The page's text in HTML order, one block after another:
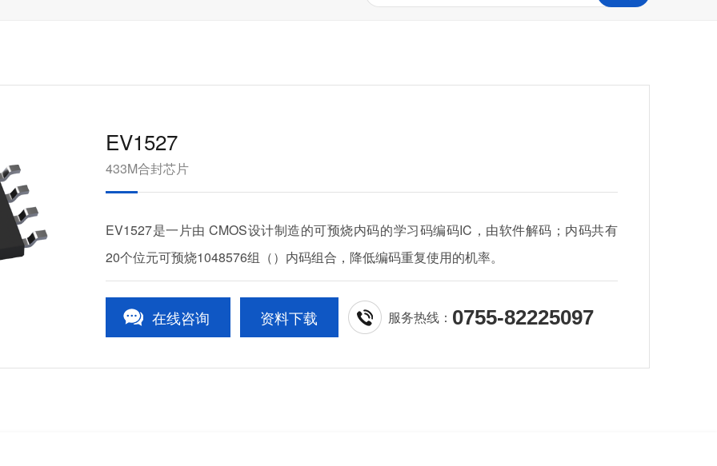
EV1527
433M合封芯片
EV1527是一片由 CMOS设计制造的可预烧内码的学习码编码IC，由软件解码；内码共有
20个位元可预烧1048576组（）内码组合，降低编码重复使用的机率。
在线咨询 资料下载 服务热线： 0755-82225097